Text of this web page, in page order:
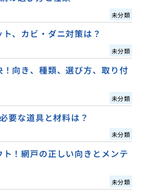
未分類
、カビ・ダニ対策は？
未分類
向き、種類、選び方、取り付
未分類
要な道具と材料は？
未分類
！網戸の正しい向きとメンテ
未分類